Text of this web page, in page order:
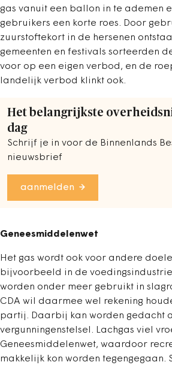
gas vanuit een ballon in te ademen
gebruikers een korte roes. Door
zuurstoftekort in de hersenen
gemeenten en festivals sorteerden
voor op een eigen verbod, en de
landelijk verbod klinkt ook.
Het belangrijkste
dag
Schrijf je in voor de Binnenlands
nieuwsbrief
aanmelden
Geneesmiddelenwet
Het gas wordt ook voor andere
bijvoorbeeld in de
worden onder meer gebruikt in
CDA wil daarmee wel rekening
partij. Daarbij kan worden gedacht
vergunningenstelsel. Lachgas viel
Geneesmiddelenwet, waardoor
makkelijk kon worden tegengegaan.